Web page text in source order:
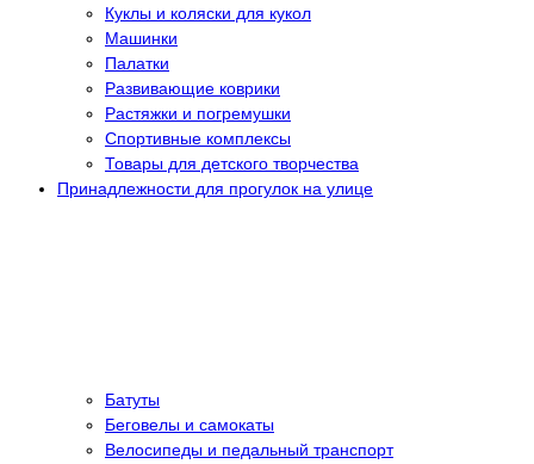
Куклы и коляски для кукол
Машинки
Палатки
Развивающие коврики
Растяжки и погремушки
Спортивные комплексы
Товары для детского творчества
Принадлежности для прогулок на улице
Батуты
Беговелы и самокаты
Велосипеды и педальный транспорт